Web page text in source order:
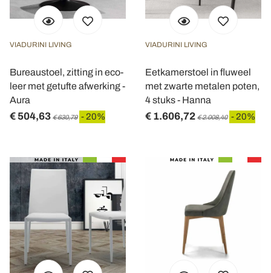
VIADURINI LIVING
Bureaustoel, zitting in eco-
leer met getufte afwerking -
Aura
€ 504,63 € 630,79 - 20%
VIADURINI LIVING
Eetkamerstoel in fluweel
met zwarte metalen poten,
4 stuks - Hanna
€ 1.606,72 € 2.008,40 - 20%